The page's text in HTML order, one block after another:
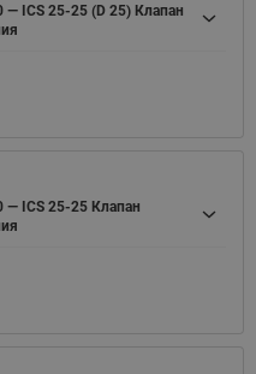
— ICS 25-25 (D 25) Клапан
— ICS 25-25 Клапан